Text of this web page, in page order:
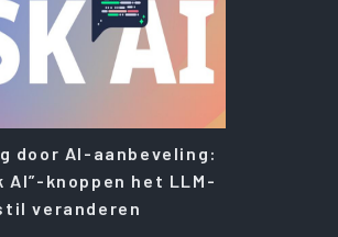
door AI-aanbeveling:
AI”-knoppen het LLM-
veranderen